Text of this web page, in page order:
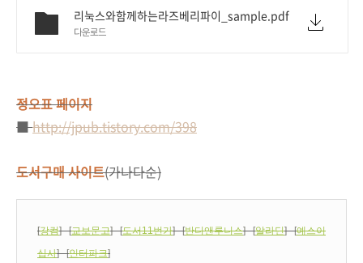
리눅스와함께하는라즈베리파이_sample.pdf
다운로드
정오표 페이지
■http://jpub.tistory.com/398
도서구매 사이트(가나다순)
[강컴] [교보문고] [도서11번가] [반디앤루니스] [알라딘] [예스이
십사] [인터파크]